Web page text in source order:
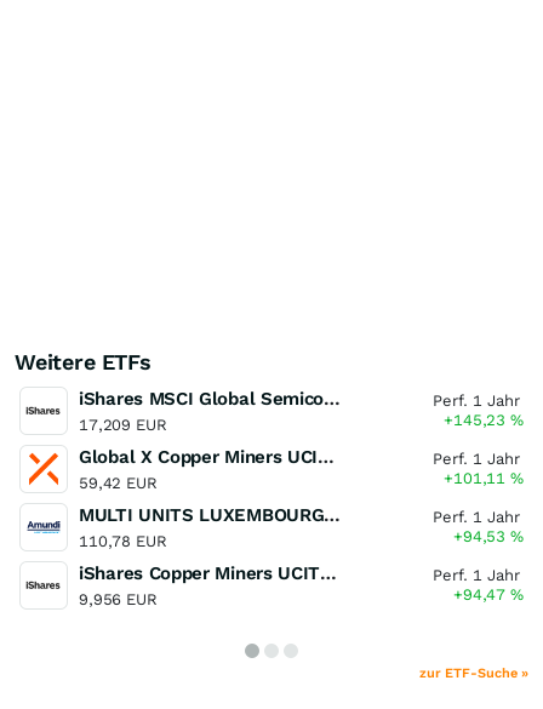
Weitere ETFs
iShares MSCI Global Semiconductors UCITS ETF USD (Acc)
17,209 EUR
Perf. 1 Jahr
+145,23%
Global X Copper Miners UCITS ETF USD Acc
59,42 EUR
Perf. 1 Jahr
+101,11%
MULTI UNITS LUXEMBOURG - Lyxor MSCI Semiconductors ESG Filtered
110,78 EUR
Perf. 1 Jahr
+94,53%
iShares Copper Miners UCITS ETF
9,956 EUR
Perf. 1 Jahr
+94,47%
zur ETF-Suche »